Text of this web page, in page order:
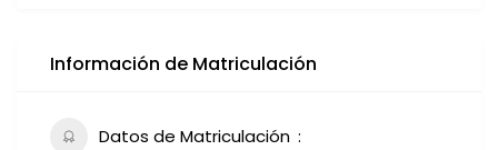
Información de Matriculación
Datos de Matriculación